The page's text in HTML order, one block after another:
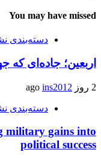
You may have missed
دسته‌بندی
اربعین؛ جاده‌ای که
2 روز ago ins2012
دسته‌بندی
military gains into
political success